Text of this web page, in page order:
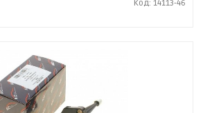
Код: 14113-46